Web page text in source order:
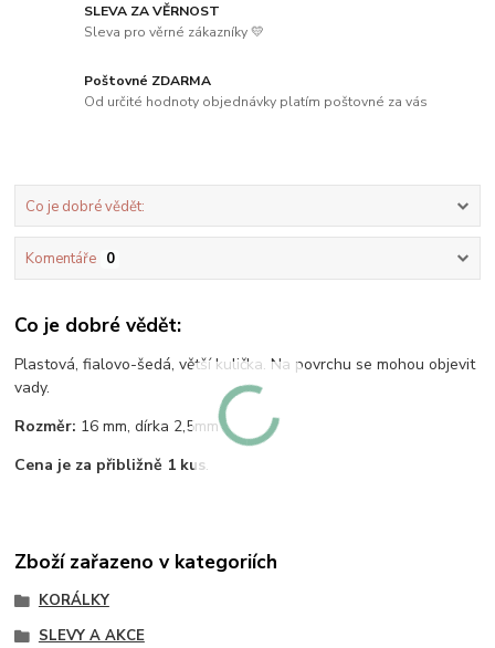
SLEVA ZA VĚRNOST
Sleva pro věrné zákazníky 💛
Poštovné ZDARMA
Od určité hodnoty objednávky platím poštovné za vás
Co je dobré vědět:
Komentáře 0
Co je dobré vědět:
Plastová, fialovo-šedá, větší kulička. Na povrchu se mohou objevit
vady.
Rozměr: 16 mm, dírka 2,5mm
Cena je za přibližně 1 kus.
Zboží zařazeno v kategoriích
KORÁLKY
SLEVY A AKCE